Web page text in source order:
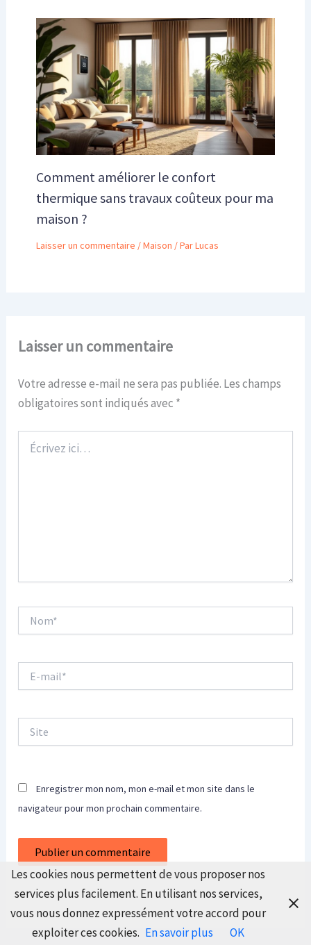
Comment améliorer le confort
thermique sans travaux coûteux pour ma
maison ?
Laisser un commentaire /Maison / ParLucas
Laisser un commentaire
Votre adresse e-mail ne sera pas publiée. Les champs
obligatoires sont indiqués avec *
ici…
mail*
Enregistrer mon nom, mon e-mail et mon site dans le
navigateur pour mon prochain commentaire.
Les cookies nous permettent de vous proposer nos
services plus facilement. En utilisant nos services,
vous nous donnez expressément votre accord pour
exploiter ces cookies. En savoir plus OK